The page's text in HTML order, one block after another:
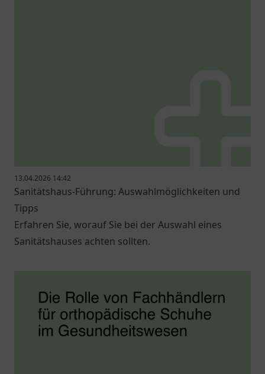
13.04.2026 14:42
Sanitätshaus-Führung: Auswahlmöglichkeiten und
Tipps
Erfahren Sie, worauf Sie bei der Auswahl eines
Sanitätshauses achten sollten.